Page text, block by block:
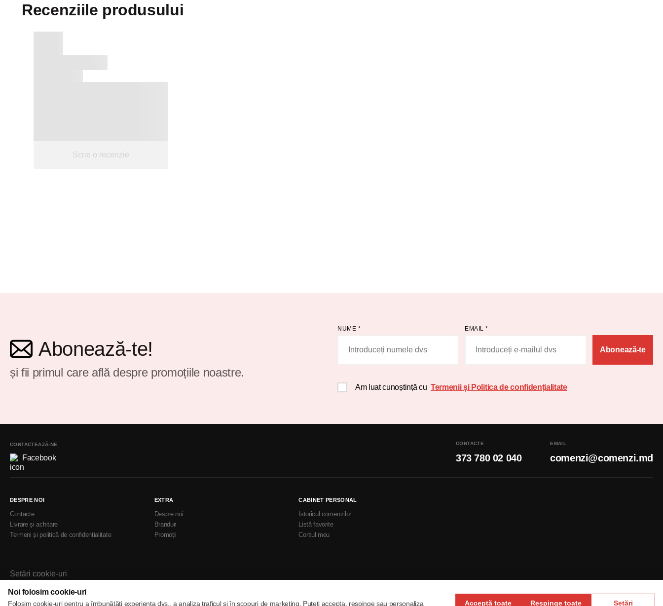
Recenziile produsului
Scrie o recenzie
Abonează-te!
și fii primul care află despre promoțiile noastre.
NUME * EMAIL*
Abonează-te
Am luat cunoștință cu Termenii și Politica de confidențialitate
CONTACTEAZĂ-NE
Facebook
CONTACTE
373 780 02 040
EMAIL
comenzi@comenzi.md
DESPRE NOI
Contacte
Livrare și achitare
Termeni și politică de confidențialitate
EXTRA
Despre noi
Branduri
Promoții
CABINET PERSONAL
Istoricul comenzilor
Listă favorite
Contul meu
Setări cookie-uri
Noi folosim cookie-uri
Folosim cookie-uri pentru a îmbunătăți experiența dvs., a analiza traficul și în scopuri de marketing. Puteți accepta, respinge sau personaliza Acceptă toate Respinge toate Setări